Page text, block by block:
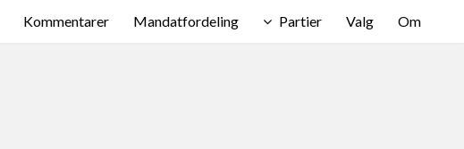
Kommentarer Mandatfordeling Partier Valg Om